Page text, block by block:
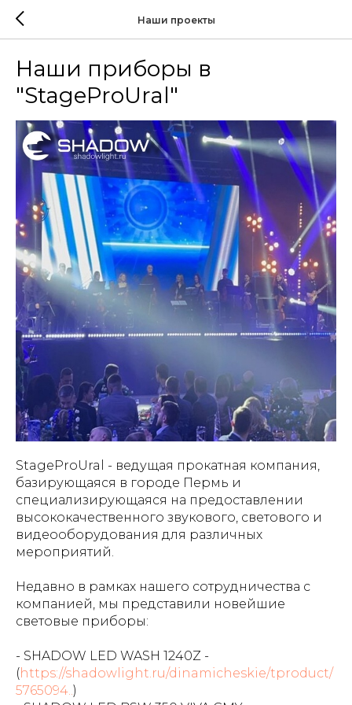
Наши проекты
Наши приборы в
"StageProUral"
StageProUral - ведущая прокатная компания,
базирующаяся в городе Пермь и
специализирующаяся на предоставлении
высококачественного звукового, светового и
видеооборудования для различных
мероприятий.
Недавно в рамках нашего сотрудничества с
компанией, мы представили новейшие
световые приборы:
- SHADOW LED WASH 1240Z -
(https://shadowlight.ru/dinamicheskie/tproduct/
5765094..)